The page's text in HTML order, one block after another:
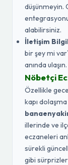
düşünmeyin.
alabilirsiniz.
İletişim
bir şey mi
anında ulaşın.
Nöbetçi
Özellikle
kapı
illerinde ve
eczaneleri
sürekli
gibi